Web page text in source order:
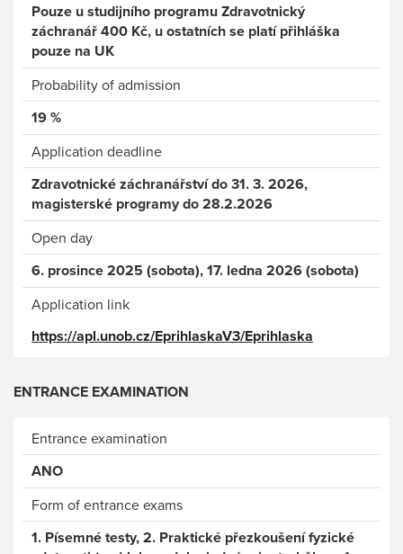
Pouze u studijního programu Zdravotnický
záchranář 400 Kč, u ostatních se platí přihláška
pouze na UK
Probability of admission
19 %
Application deadline
Zdravotnické záchranářství do 31. 3. 2026,
magisterské programy do 28.2.2026
Open day
6. prosince 2025 (sobota), 17. ledna 2026 (sobota)
Application link
https://apl.unob.cz/EprihlaskaV3/Eprihlaska
ENTRANCE EXAMINATION
Entrance examination
ANO
Form of entrance exams
1. Písemné testy, 2. Praktické přezkoušení fyzické